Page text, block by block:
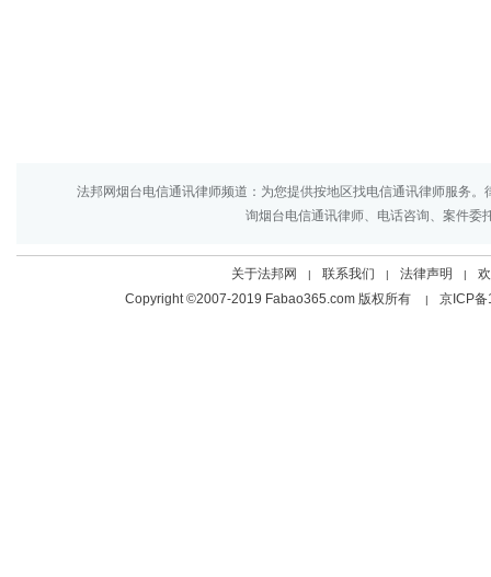
法邦网烟台电信通讯律师频道：为您提供按地区找电信通讯律师服务
询烟台电信通讯律师、电话咨询、案件
关于法邦网 | 联系我们 | 法律声明 |
Copyright ©2007-2019 Fabao365.com 版权所有
| 京ICP